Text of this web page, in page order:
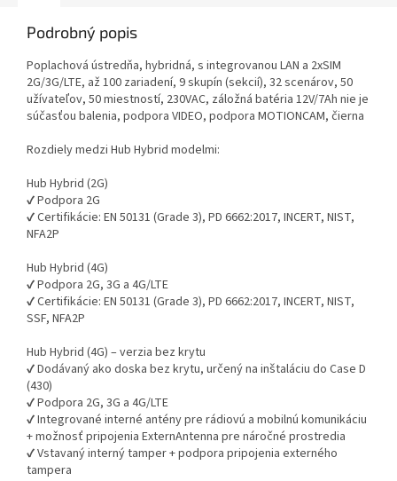
Podrobný popis
Poplachová ústredňa, hybridná, s integrovanou LAN a 2xSIM
2G/3G/LTE, až 100 zariadení, 9 skupín (sekcií), 32 scenárov, 50
užívateľov, 50 miestností, 230VAC, záložná batéria 12V/7Ah nie je
súčasťou balenia, podpora VIDEO, podpora MOTIONCAM, čierna
Rozdiely medzi Hub Hybrid modelmi:
Hub Hybrid (2G)
✔ Podpora 2G
✔ Certifikácie: EN 50131 (Grade 3), PD 6662:2017, INCERT, NIST,
NFA2P
Hub Hybrid (4G)
✔ Podpora 2G, 3G a 4G/LTE
✔ Certifikácie: EN 50131 (Grade 3), PD 6662:2017, INCERT, NIST,
SSF, NFA2P
Hub Hybrid (4G) – verzia bez krytu
✔ Dodávaný ako doska bez krytu, určený na inštaláciu do Case D
(430)
✔ Podpora 2G, 3G a 4G/LTE
✔ Integrované interné antény pre rádiovú a mobilnú komunikáciu
+ možnosť pripojenia ExternAntenna pre náročné prostredia
✔ Vstavaný interný tamper + podpora pripojenia externého
tampera